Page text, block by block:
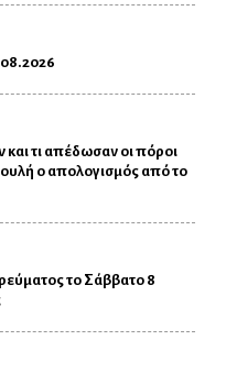
τι απέδωσαν οι πόροι
ο απολογισμός από το
το Σάββατο 8